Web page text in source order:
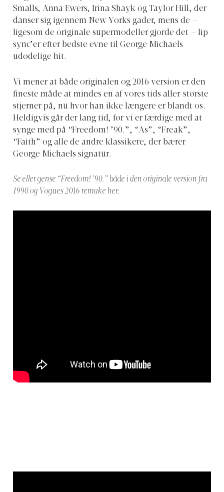
Smalls, Anna Ewers, Irina Shayk og Taylor Hill, der
danser sig igennem New Yorks gader, mens de –
ligesom de originale supermodeller gjorde det – lip
sync’er efter bedste evne til George Michaels
udødelige hit.
Vi mener at både originalen og 2016 version er den
fineste måde at mindes en af vores tids aller-største
stjerner på, nu hvor han ikke længere er blandt os.
Heldigvis går der lang tid, før vi er færdige med at
synge med på “Freedom! ’90.”, “As”, “Freak”,
“Faith” og alle de andre klassikere, der bærer
George Michaels signatur.
Se eller gense “Freedom! ’90.” både i den originale version fra
1990 og Vogues 2016 remake her: